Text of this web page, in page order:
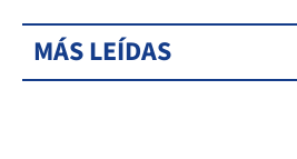
MÁS LEÍDAS